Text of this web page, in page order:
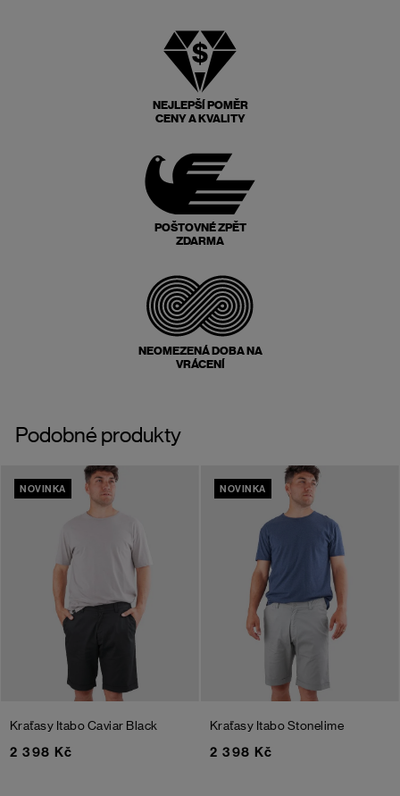
NEJLEPŠÍ POMĚR
CENY A KVALITY
POŠTOVNÉ ZPĚT
ZDARMA
NEOMEZENÁ DOBA NA
VRÁCENÍ
Podobné produkty
NOVINKA
Kraťasy ItaboCaviar Black
2 398 Kč
NOVINKA
Kraťasy ItaboStonelime
2 398 Kč